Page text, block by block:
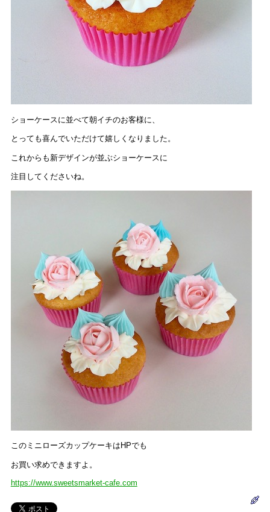
ショーケースに並べて朝イチのお客様に、
とっても喜んでいただけて嬉しくなりました。
これからも新デザインが並ぶショーケースに
注目してくださいね。
このミニローズカップケーキはHPでも
お買い求めできますよ。
https://www.sweetsmarket-cafe.com